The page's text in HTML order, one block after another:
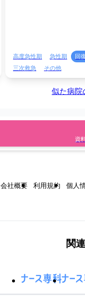
高度急性期 急性期 回
三次救急
その他
似た病院
資
会社概要 利用規約 個人
関